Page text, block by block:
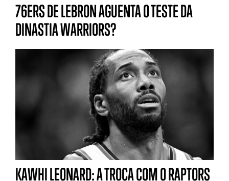
76ERS DE LEBRON AGUENTA O TESTE DA
DINASTIA WARRIORS?
KAWHI LEONARD: A TROCA COM O RAPTORS